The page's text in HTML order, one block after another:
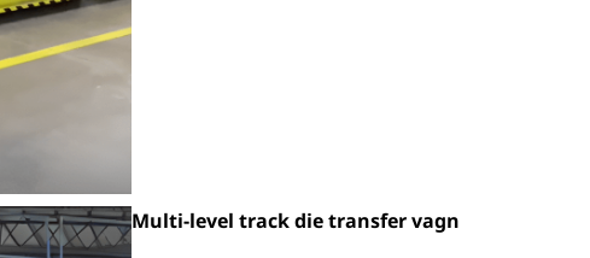
Multi-level track die transfer vagn